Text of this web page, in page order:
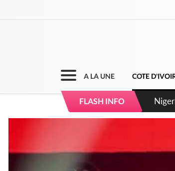
A LA UNE COTE
FLASH INFO